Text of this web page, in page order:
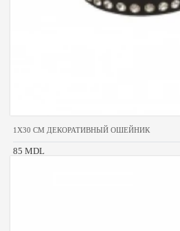
1X30 CM ДЕКОРАТИВНЫЙ ОШЕЙНИК
85 MDL